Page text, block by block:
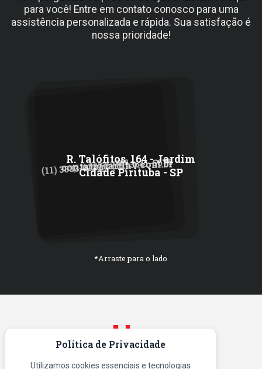
(11) 3833-0388
(11) 3833-0122/(11) 3641-5675
contato@artlav.com.br
R. Talófitos, 164 - Jardim
Cidade Pirituba - SP
*Arraste para o lado
para você! Entre em contato conosco para uma
assistência personalizada e rápida. Sua satisfação é
nossa prioridade!
Política de Privacidade
Utilizamos cookies essenciais e tecnologias